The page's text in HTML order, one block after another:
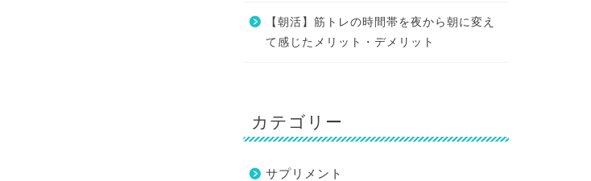
【朝活】筋トレの時間帯を夜から朝に変え
て感じたメリット・デメリット
カテゴリー
サプリメント